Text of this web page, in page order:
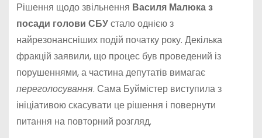
Рішення щодо звільнення Василя Малюка з
посади голови СБУстало однією з
найрезонансніших подій початку року. Декілька
фракцій заявили, що процес був проведений із
порушеннями, а частина депутатів вимагає
переголосування. Сама Буймістер виступила з
ініціативою скасувати це рішення і повернути
питання на повторний розгляд.